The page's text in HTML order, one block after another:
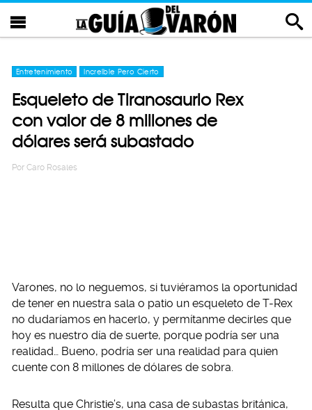
Entretenimiento Increíble Pero Cierto
Esqueleto de Tiranosaurio Rex
con valor de 8 millones de
dólares será subastado
Por Caro Rosales
Varones, no lo neguemos, si tuviéramos la oportunidad
de tener en nuestra sala o patio un esqueleto de T-Rex
no dudaríamos en hacerlo, y permítanme decirles que
hoy es nuestro día de suerte, porque podría ser una
realidad… Bueno, podría ser una realidad para quien
cuente con 8 millones de dólares de sobra.
Resulta que Christie’s, una casa de subastas británica,